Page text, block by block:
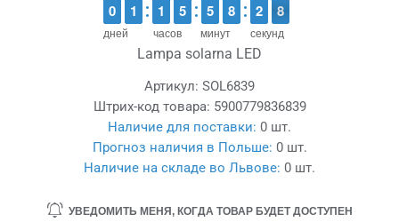
дней
9
9
0
0 1
1
1
1
часов
1
1
1
1 4
4
5
5
минут
4
4
5
5 7
7
8
8
секунд
3
2
2 8
8
7
Lampa solarna LED
Артикул: SOL6839
Штрих-код товара: 5900779836839
Наличие для поставки: 0 шт.
Прогноз наличия в Польше: 0 шт.
Наличие на складе во Львове: 0 шт.
УВЕДОМИТЬ МЕНЯ, КОГДА ТОВАР БУДЕТ ДОСТУПЕН